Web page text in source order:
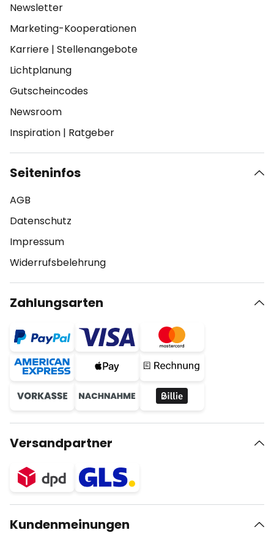
Newsletter
Marketing-Kooperationen
Karriere | Stellenangebote
Lichtplanung
Gutscheincodes
Newsroom
Inspiration | Ratgeber
Seiteninfos
AGB
Datenschutz
Impressum
Widerrufsbelehrung
Zahlungsarten
Versandpartner
Kundenmeinungen